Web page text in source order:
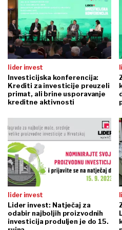
lider invest
Investicijska konferencija:
Krediti za investicije preuzeli
primat, ali brine usporavanje
kreditne aktivnosti
lider invest
Lider invest: Natječaj za
odabir najboljih proizvodnih
investicija produljen je do 15.